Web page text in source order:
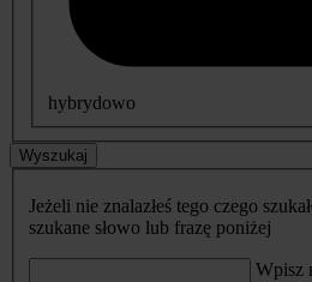
hybrydowo
Wyszukaj
Jeżeli nie znalazłeś tego czego
szukane słowo lub frazę poniżej
Wpisz